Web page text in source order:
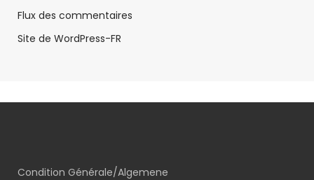
Flux des commentaires
Site de WordPress-FR
Condition Générale/Algemene